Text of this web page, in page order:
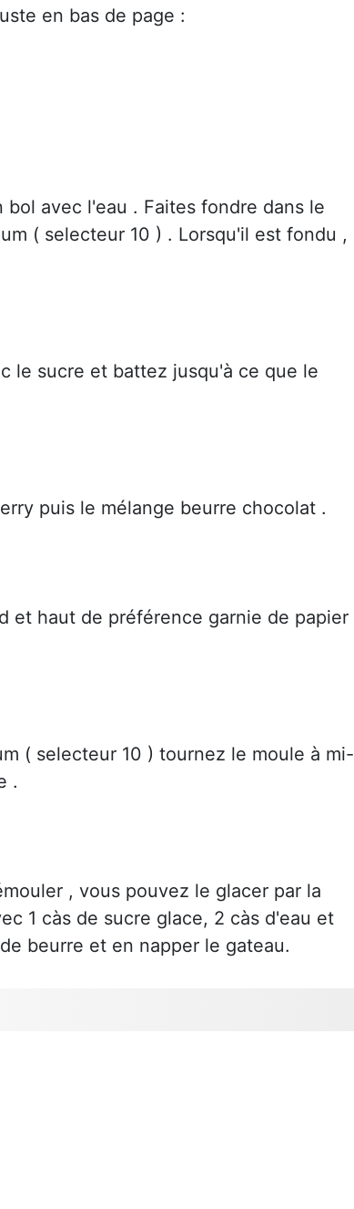
en bas de page :
avec l'eau . Faites fondre dans le
( selecteur 10 ) . Lorsqu'il est fondu ,
le sucre et battez jusqu'à ce que le
puis le mélange beurre chocolat .
et haut de préférence garnie de papier
( selecteur 10 ) tournez le moule à mi-
.
, vous pouvez le glacer par la
1 càs de sucre glace, 2 càs d'eau et
beurre et en napper le gateau.